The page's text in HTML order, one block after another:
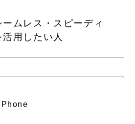
ームレス・スピーディ
用したい人